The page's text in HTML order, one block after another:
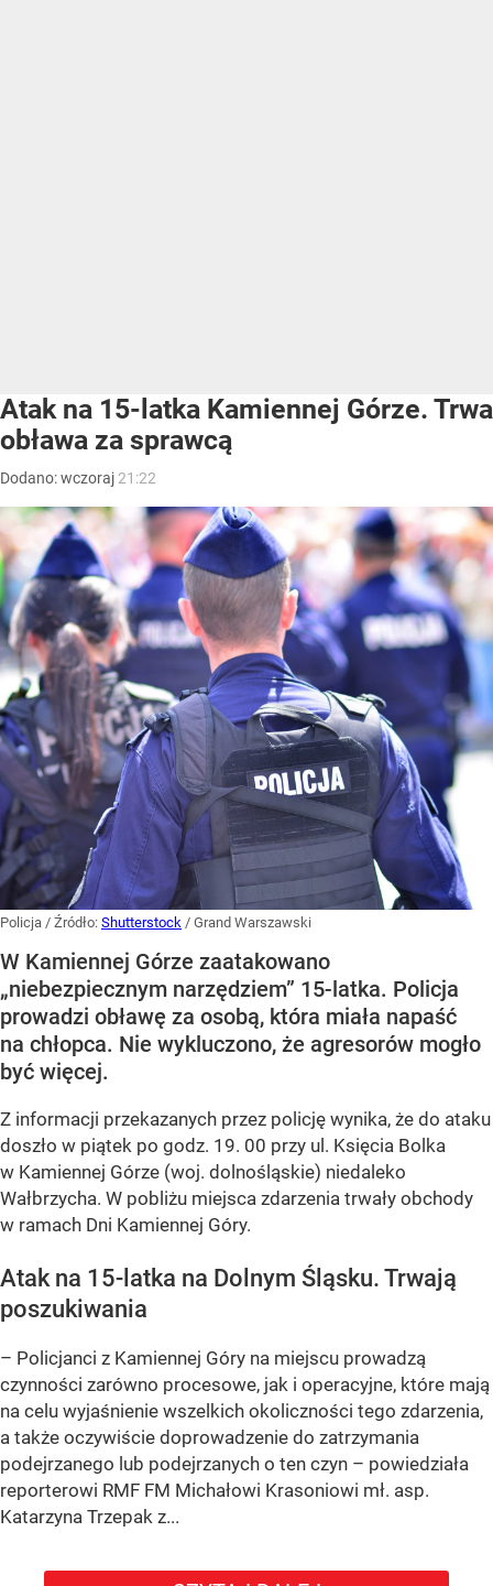
Atak na 15-latka Kamiennej Górze. Trwa
obława za sprawcą
Dodano:wczoraj 21:22
Policja / Źródło: Shutterstock / Grand Warszawski
W Kamiennej Górze zaatakowano
„niebezpiecznym narzędziem” 15-latka. Policja
prowadzi obławę za osobą, która miała napaść
na chłopca. Nie wykluczono, że agresorów mogło
być więcej.
Z informacji przekazanych przez policję wynika, że do ataku
doszło w piątek po godz. 19. 00 przy ul. Księcia Bolka
w Kamiennej Górze (woj. dolnośląskie) niedaleko
Wałbrzycha. W pobliżu miejsca zdarzenia trwały obchody
w ramach Dni Kamiennej Góry.
Atak na 15-latka na Dolnym Śląsku. Trwają
poszukiwania
– Policjanci z Kamiennej Góry na miejscu prowadzą
czynności zarówno procesowe, jak i operacyjne, które mają
na celu wyjaśnienie wszelkich okoliczności tego zdarzenia,
a także oczywiście doprowadzenie do zatrzymania
podejrzanego lub podejrzanych o ten czyn – powiedziała
reporterowi RMF FM Michałowi Krasoniowi mł. asp.
Katarzyna Trzepak z...